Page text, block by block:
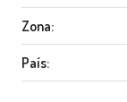
Zona:
País: